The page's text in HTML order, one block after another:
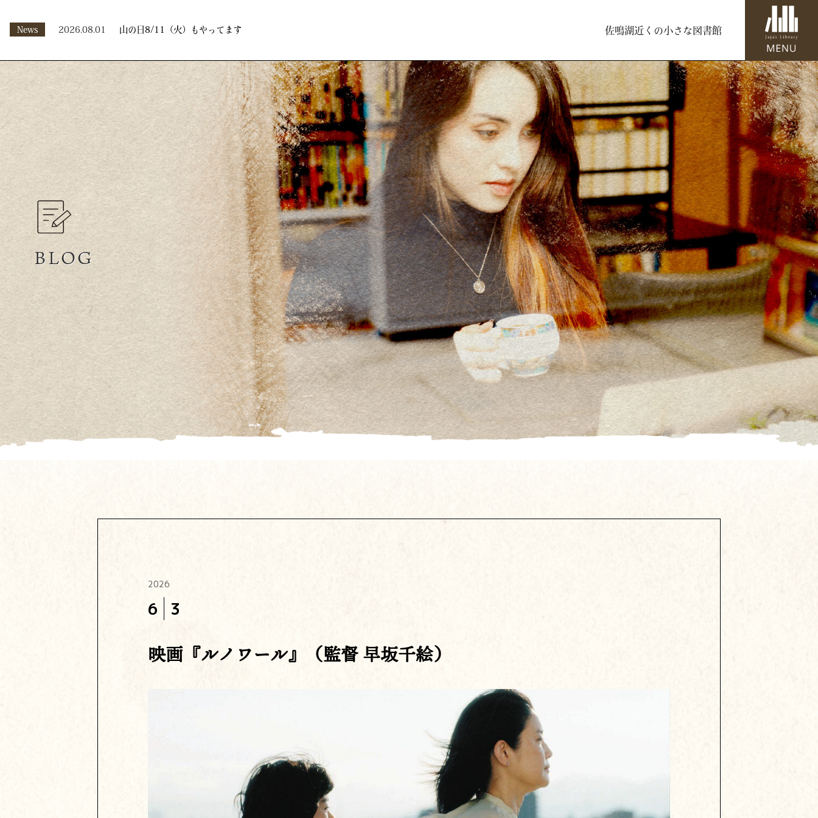
News 2026.08.01 山の日8/11（火）もやってます 佐鳴湖近くの小さな図書館
BLOG
2026
6 3
映画『ルノワール』（監督 早坂千絵）